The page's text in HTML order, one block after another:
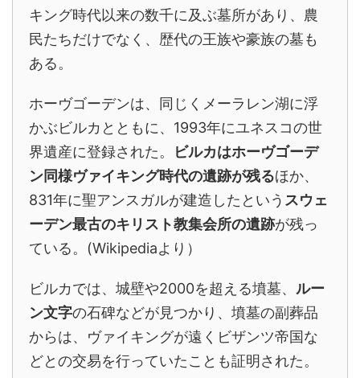
キング時代以来の数千に及ぶ墓所があり、農
民たちだけでなく、歴代の王族や豪族の墓も
ある。
ホーヴゴーデンは、同じくメーラレン湖に浮
かぶビルカとともに、1993年にユネスコの世
界遺産に登録された。
ビルカはホーヴゴーデ
ン同様ヴァイキング時代の遺跡が残るほか、
831年に聖アンスガルが建造したという スウェ
ーデン最古のキリスト教集会所の遺跡が残っ
ている。(Wikipediaより）
ビルカでは、城壁や2000を超える墳墓、 ルー
ン文字の石碑などが見つかり、墳墓の副葬品
からは、ヴァイキングが遠くビザンツ帝国な
どとの交易を行っていたことも証明された。